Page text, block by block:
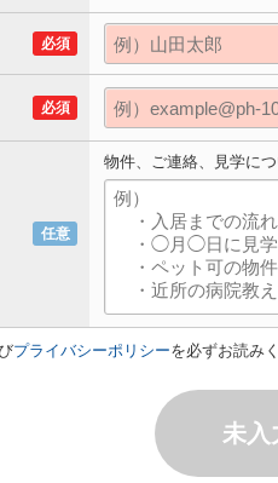
必須
必須
任意
物件、ご連絡、見学に
プライバシーポリシーを必ずお読み
未入